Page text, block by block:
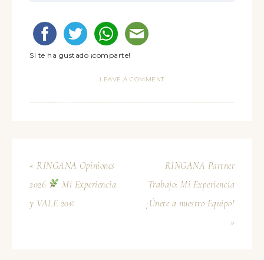
Si te ha gustado ¡comparte!
LEAVE A COMMENT
« RINGANA Opiniones
2026
Mi Experiencia
y VALE 20€
RINGANA Partner
Trabajo: Mi Experiencia
¡Únete a nuestro Equipo!
»